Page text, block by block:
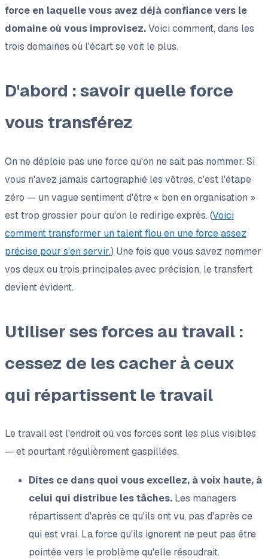
force en laquelle vous avez déjà confiance vers le
domaine où vous improvisez.Voici comment, dans les
trois domaines où l'écart se voit le plus.
D'abord : savoir quelle force
vous transférez
On ne déploie pas une force qu'on ne sait pas nommer. Si
vous n'avez jamais cartographié les vôtres, c'est l'étape
zéro — un vague sentiment d'être « bon en organisation »
est trop grossier pour qu'on le redirige exprès. (Voici
comment transformer un talent flou en une force assez
précise pour s'en servir.) Une fois que vous savez nommer
vos deux ou trois principales avec précision, le transfert
devient évident.
Utiliser ses forces au travail :
cessez de les cacher à ceux
qui répartissent le travail
Le travail est l'endroit où vos forces sont les plus visibles
— et pourtant régulièrement gaspillées.
Dites ce dans quoi vous excellez, à voix haute, à
celui qui distribue les tâches. Les managers
répartissent d'après ce qu'ils ont vu, pas d'après ce
qui est vrai. La force qu'ils ignorent ne peut pas être
pointée vers le problème qu'elle résoudrait.